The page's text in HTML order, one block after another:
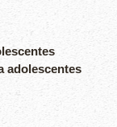
adolescentes